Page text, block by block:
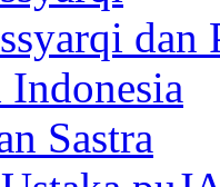
dan
Indonesia
Sastra